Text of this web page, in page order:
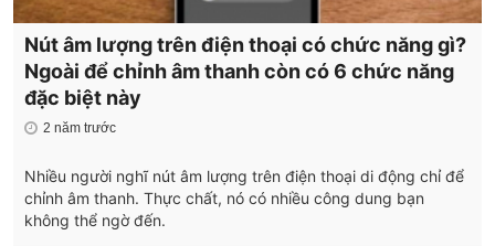
Nút âm lượng trên điện thoại có chức năng gì?
Ngoài để chỉnh âm thanh còn có 6 chức năng
đặc biệt này
2 năm trước
Nhiều người nghĩ nút âm lượng trên điện thoại di động chỉ để
chỉnh âm thanh. Thực chất, nó có nhiều công dung bạn
không thể ngờ đến.